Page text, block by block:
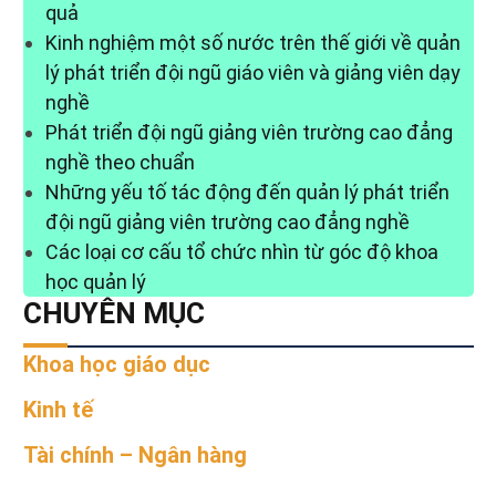
quả
Kinh nghiệm một số nước trên thế giới về quản
lý phát triển đội ngũ giáo viên và giảng viên dạy
nghề
Phát triển đội ngũ giảng viên trường cao đẳng
nghề theo chuẩn
Những yếu tố tác động đến quản lý phát triển
đội ngũ giảng viên trường cao đẳng nghề
Các loại cơ cấu tổ chức nhìn từ góc độ khoa
học quản lý
CHUYÊN MỤC
Khoa học giáo dục
Kinh tế
Tài chính – Ngân hàng